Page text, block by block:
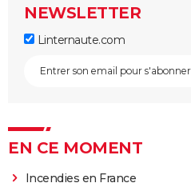
NEWSLETTER
Linternaute.com
EN CE MOMENT
Incendies en France